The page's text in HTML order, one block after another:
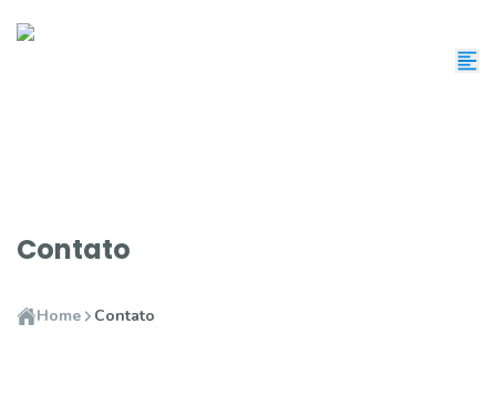
Contato
Home Contato